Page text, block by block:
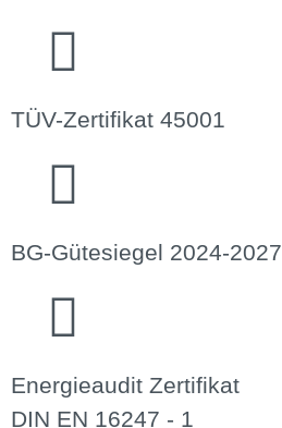
TÜV-Zertifikat 45001
BG-Gütesiegel 2024-2027
Energieaudit Zertifikat
DIN EN 16247 - 1